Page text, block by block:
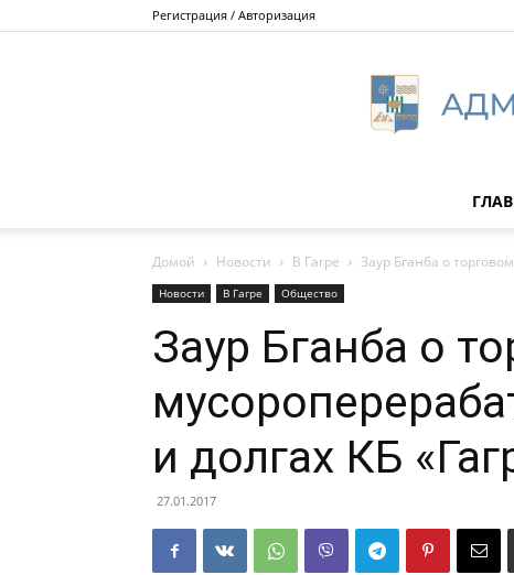
Регистрация / Авторизация
Домой Новости В Гагре Заур Бганба о
Новости В Гагре Общество
Заур Бганба о
и долгах КБ
27.01.2017